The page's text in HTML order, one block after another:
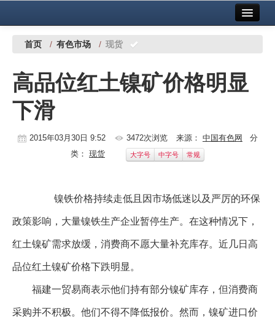
中国有色金属报社主办 广告服务
铜镍铅锌
铝
稀有稀土
地矿 建设
党建工作
企业文化
《资源再生》杂志
首页 / 有色市场 / 现货
高品位红土镍矿价格明显
下滑
2015年03月30日 9:52 3472次浏览 来源： 中国有色网
分
类： 现货 大字号 中字号 常规
镍铁价格持续走低且因市场低迷以及严厉的环保
政策影响，大量镍铁生产企业暂停生产。在这种情况下，
红土镍矿需求放缓，消费商不愿大量补充库存。近几日高
品位红土镍矿价格下跌明显。
福建一贸易商表示他们持有部分镍矿库存，但消费商
采购并不积极。他们不得不降低报价。然而，镍矿进口价